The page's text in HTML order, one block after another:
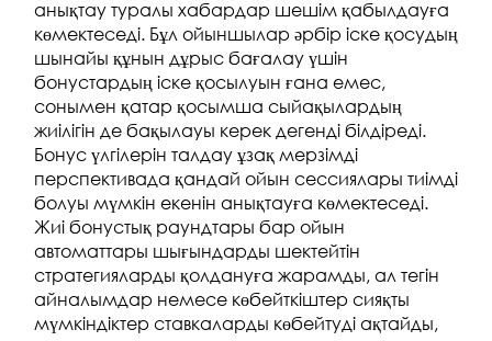
анықтау туралы хабардар шешім қабылдауға
көмектеседі. Бұл ойыншылар әрбір іске қосудың
шынайы құнын дұрыс бағалау үшін
бонустардың іске қосылуын ғана емес,
сонымен қатар қосымша сыйақылардың
жиілігін де бақылауы керек дегенді білдіреді.
Бонус үлгілерін талдау ұзақ мерзімді
перспективада қандай ойын сессиялары тиімді
болуы мүмкін екенін анықтауға көмектеседі.
Жиі бонустық раундтары бар ойын
автоматтары шығындарды шектейтін
стратегияларды қолдануға жарамды, ал тегін
айналымдар немесе көбейткіштер сияқты
мүмкіндіктер ставкаларды көбейтуді ақтайды,